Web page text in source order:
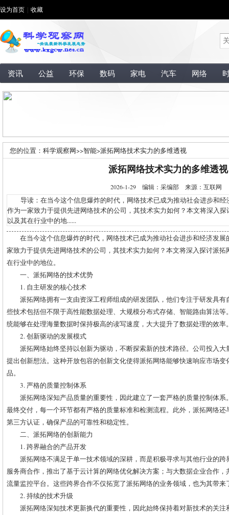
设为首页 收藏
资讯 公益 环保 数码 家电 汽车 网络
您的位置： 科学观察网>>智能>派拓网络技术实力的多维透视
派拓网络技术实力的多维透视
2026-1-29 编辑：采编部 来源：互联网
导读：在当今这个信息爆炸的时代，网络技术已成为推动社会进步和经
作为一家致力于提供先进网络技术的公司，其技术实力如何？本文将深入
以及其在行业中的地......
在当今这个信息爆炸的时代，网络技术已成为推动社会进步和经济发
家致力于提供先进网络技术的公司，其技术实力如何？本文将深入探讨派
在行业中的地位。
一、派拓网络的技术优势
1. 自主研发的核心技术
派拓网络拥有一支由资深工程师组成的研发团队，他们专注于研发具
些技术包括但不限于高性能数据处理、大规模分布式存储、智能路由算法
统能够在处理海量数据时保持极高的读写速度，大大提升了数据处理的效率
2. 创新驱动的发展模式
派拓网络始终坚持以创新为驱动，不断探索新的技术路径。公司投入
提出创新想法。这种开放包容的创新文化使得派拓网络能够快速响应市场
品。
3. 严格的质量控制体系
派拓网络深知产品质量的重要性，因此建立了一套严格的质量控制体
最终交付，每一个环节都有严格的质量标准和检测流程。此外，派拓网络
第三方认证，确保产品的可靠性和稳定性。
二、派拓网络的创新能力
1. 跨界融合的产品开发
派拓网络不满足于单一技术领域的深耕，而是积极寻求与其他行业的
服务商合作，推出了基于云计算的网络优化解决方案；与大数据企业合作
流量监控平台。这些跨界合作不仅拓宽了派拓网络的业务领域，也为其带来
2. 持续的技术升级
派拓网络深知技术更新换代的重要性，因此始终保持着对新技术的关